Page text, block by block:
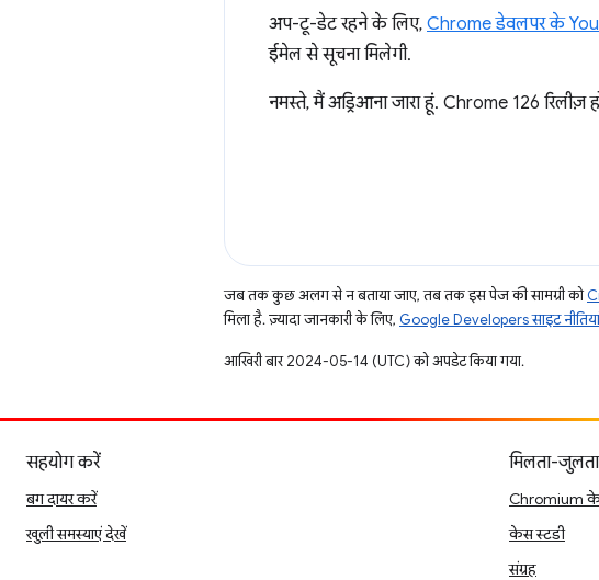
अप-टू-डेट रहने के लिए, Chrome डेवलपर के
ईमेल से सूचना मिलेगी.
नमस्ते, मैं अड्रिआना जारा हूं. Chrome 126
जब तक कुछ अलग से न बताया जाए, तब तक इस पेज की सामग्री को
मिला है. ज़्यादा जानकारी के लिए, Google Developers साइट नीतियां
आखिरी बार 2024-05-14 (UTC) को अपडेट किया गया.
सहयोग करें
बग दायर करें
खुली समस्याएं देखें
मिलता-
Chromium
केस स्टडी
संग्रह